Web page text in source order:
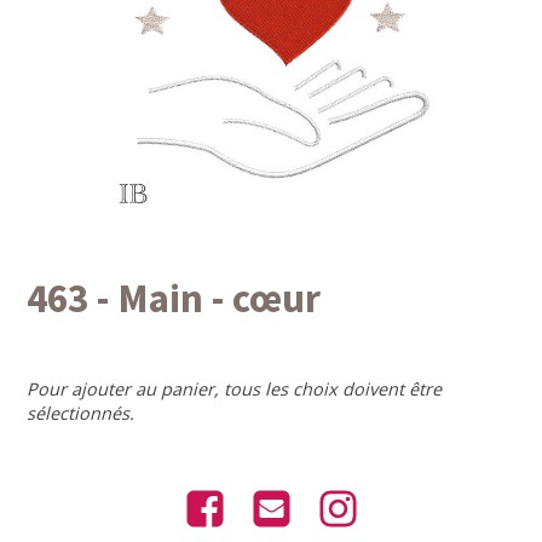
463 - Main - cœur
Pour ajouter au panier, tous les choix doivent être
sélectionnés.